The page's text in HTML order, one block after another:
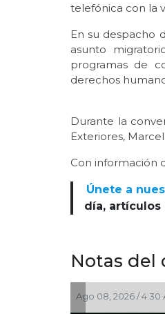
telefónica con la
En su despacho
asunto
programas de
derechos
Durante la
Exteriores,
Con información
Únete a
día,
Notas del
Ago 08, 2026 / 4:30